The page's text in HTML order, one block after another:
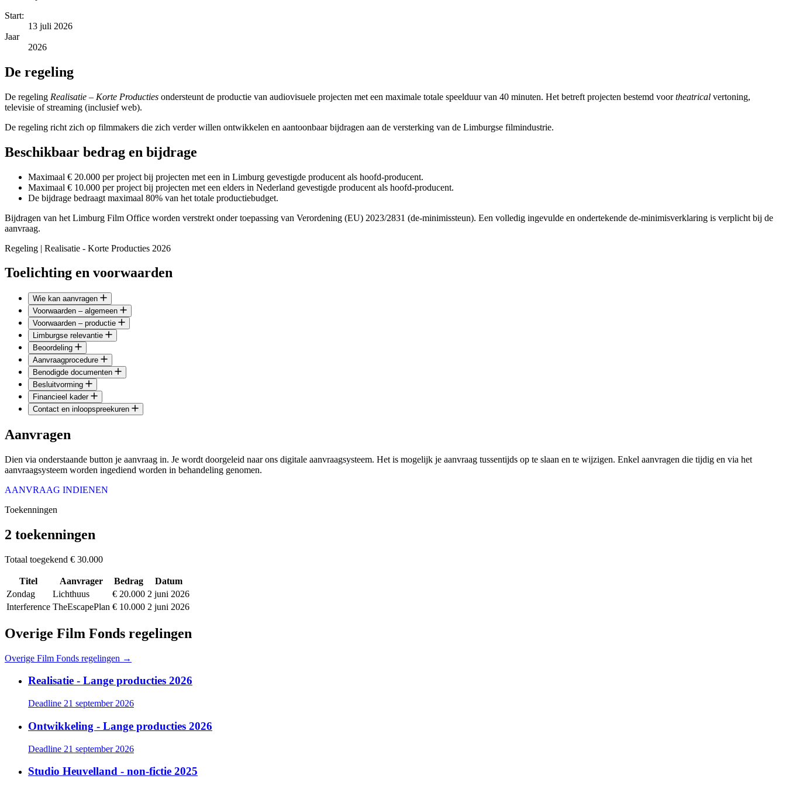
Start:
13 juli 2026
Jaar
2026
De regeling
De regeling Realisatie – Korte Producties ondersteunt de productie van audiovisuele projecten met een maximale totale speelduur van 40 minuten. Het betreft projecten bestemd voortheatrical vertoning,
televisie of streaming (inclusief web).
De regeling richt zich op filmmakers die zich verder willen ontwikkelen en aantoonbaar bijdragen aan de versterking van de Limburgse filmindustrie.
Beschikbaar bedrag en bijdrage
Maximaal € 20.000 per project bij projecten met een in Limburg gevestigde producent als hoofd-producent.
Maximaal € 10.000 per project bij projecten met een elders in Nederland gevestigde producent als hoofd-producent.
De bijdrage bedraagt maximaal 80% van het totale productiebudget.
Bijdragen van het Limburg Film Office worden verstrekt onder toepassing van Verordening (EU) 2023/2831 (de-minimissteun). Een volledig ingevulde en ondertekende de-minimisverklaring is verplicht bij de
aanvraag.
Regeling | Realisatie - Korte Producties 2026
Toelichting en voorwaarden
Wie kan aanvragen
Voorwaarden – algemeen
Voorwaarden – productie
Limburgse relevantie
Beoordeling
Aanvraagprocedure
Benodigde documenten
Besluitvorming
Financieel kader
Contact en inloopspreekuren
Aanvragen
Dien via onderstaande button je aanvraag in. Je wordt doorgeleid naar ons digitale aanvraagsysteem. Het is mogelijk je aanvraag tussentijds op te slaan en te wijzigen. Enkel aanvragen die tijdig en via het
aanvraagsysteem worden ingediend worden in behandeling genomen.
AANVRAAG INDIENEN
Toekenningen
2 toekenningen
Totaal toegekend € 30.000
Titel Aanvrager Bedrag
Datum
Zondag
Lichthuus € 20.000 2 juni 2026
Interference TheEscapePlan € 10.000 2 juni 2026
Overige Film Fonds regelingen
Overige Film Fonds regelingen →
Realisatie - Lange producties 2026
Deadline 21 september 2026
Ontwikkeling - Lange producties 2026
Deadline 21 september 2026
Studio Heuvelland - non-fictie 2025